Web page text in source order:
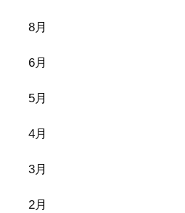
8月
6月
5月
4月
3月
2月